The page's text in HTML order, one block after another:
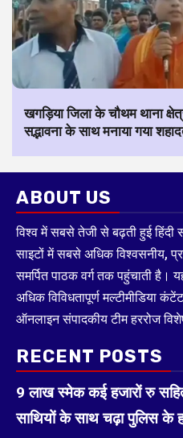
खगड़िया जिला के चौथम थाना
सद्भावना के साथ मनाया गया
ABOUT US
विश्व में सबसे तेजी से बढ़ती हुई हिंदी
साइटों में सबसे अधिक विश्वसनीय,
समर्पित पाठक वर्ग तक पहुंचाती है।
अधिक विविधतापूर्ण मल्टीमीडिया
ऑनलाइन संपादकीय टीम हररोज
RECENT POSTS
9 लाख स्मेक कई हजारों रु
साथियों के साथ चढ़ा पुलिस के